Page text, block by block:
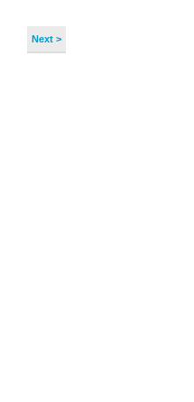
Next >